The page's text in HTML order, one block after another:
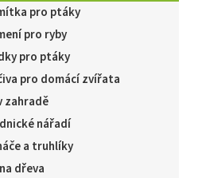
pro ptáky
pro ryby
pro ptáky
pro domácí zvířata
zahradě
nářadí
a truhlíky
dřeva